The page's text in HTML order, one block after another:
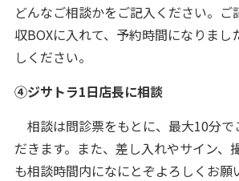
どんなご相談かをご記入ください。ご
収BOXに入れて、予約時間になりまし
しください。
④ジサトラ1日店長に相談
相談は問診票をもとに、最大10分で
だきます。また、差し入れやサイン、
も相談時間内になにとぞよろしくお願